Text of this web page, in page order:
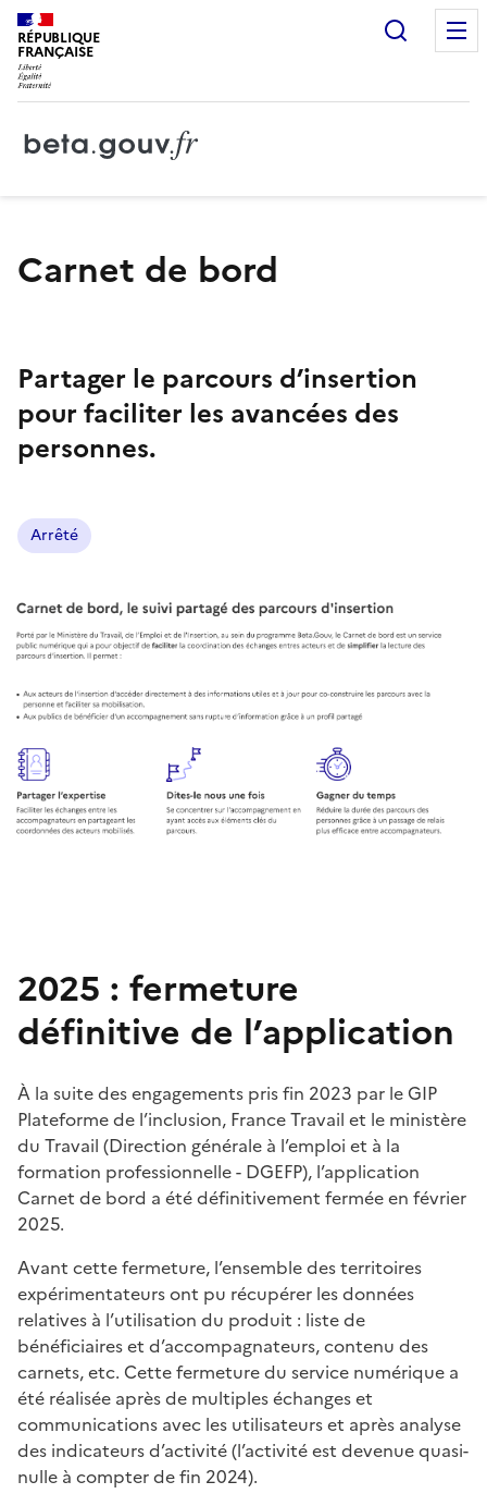
RÉPUBLIQUE
FRANÇAISE
Carnet de bord
Partager le parcours d’insertion
pour faciliter les avancées des
personnes.
Arrêté
2025 : fermeture
définitive de l’application
À la suite des engagements pris fin 2023 par le GIP
Plateforme de l’inclusion, France Travail et le ministère
du Travail (Direction générale à l’emploi et à la
formation professionnelle - DGEFP), l’application
Carnet de bord a été définitivement fermée en février
2025.
Avant cette fermeture, l’ensemble des territoires
expérimentateurs ont pu récupérer les données
relatives à l’utilisation du produit : liste de
bénéficiaires et d’accompagnateurs, contenu des
carnets, etc. Cette fermeture du service numérique a
été réalisée après de multiples échanges et
communications avec les utilisateurs et après analyse
des indicateurs d’activité (l’activité est devenue quasi-
nulle à compter de fin 2024).